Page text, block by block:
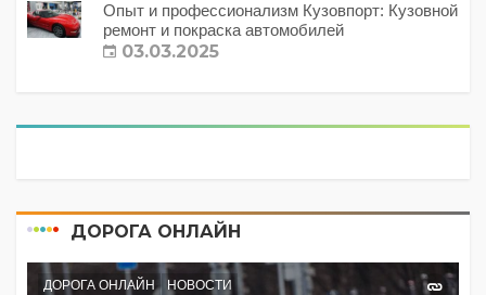
Опыт и профессионализм Кузовпорт: Кузовной
ремонт и покраска автомобилей
03.03.2025
ДОРОГА ОНЛАЙН
ДОРОГА ОНЛАЙН НОВОСТИ